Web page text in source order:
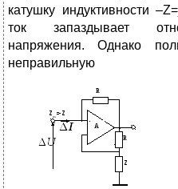
катушку индуктивности
ток запаздывает
напряжения. Однако
неправильную